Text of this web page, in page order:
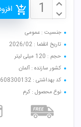
جنسیت : عمومی
تاریخ انقضا : 2026/02
حجم : 120 میلی لیتر
کشور سازنده : آلمان
کد بهداشتی : 06269608300132
نوع محصول : کرم